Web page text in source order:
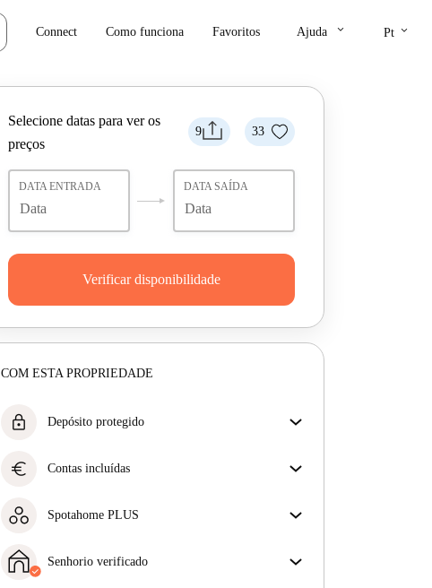
Connect Como funciona Favoritos Ajuda keyboard_arrow_down Pt keyboard_arrow_down
9 33
Selecione datas para ver os
preços
DATA ENTRADA DATA SAÍDA
Verificar disponibilidade
COM ESTA PROPRIEDADE
lock Depósito protegido
devolver o seu depósito, nós vamos fazê-lo.
euro Contas incluídas
incluídas. A renda e as contas estão todas incluídas
Spotahome PLUS
inquilinos ao fornecer acesso aos mais altos padrões
de segurança e suporte adicional durante o
Senhorio verificado